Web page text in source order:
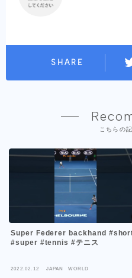
SHARE
こちらの
Super Federer backhand
#super #tennis #テニス
2022.02.12 JAPAN WORLD